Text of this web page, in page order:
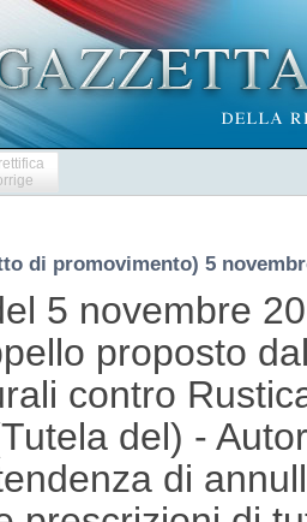
di promovimento) 5
5 novembre
proposto
contro
del) -
di